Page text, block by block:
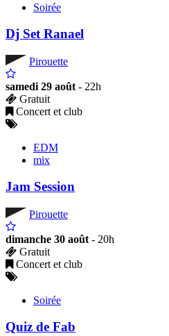
Soirée
Dj Set Ranael
Pirouette
samedi 29 août - 22h
Gratuit
Concert et club
EDM
mix
Jam Session
Pirouette
dimanche 30 août - 20h
Gratuit
Concert et club
Soirée
Quiz de Fab